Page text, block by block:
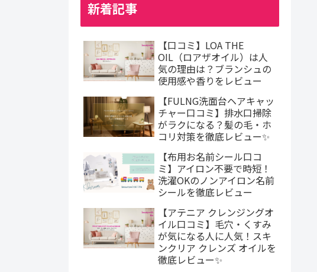
新着記事
【口コミ】LOA THE
OIL（ロアザオイル）は人
気の理由は？ブランシュの
使用感や香りをレビュー
【FULNG洗面台ヘアキャッ
チャー口コミ】排水口掃除
がラクになる？髪の毛・ホ
コリ対策を徹底レビュー✨
【布用お名前シール口コ
ミ】アイロン不要で時短！
洗濯OKのノンアイロン名前
シールを徹底レビュー
【アテニア クレンジングオ
イル口コミ】毛穴・くすみ
が気になる人に人気！スキ
ンクリア クレンズ オイルを
徹底レビュー✨